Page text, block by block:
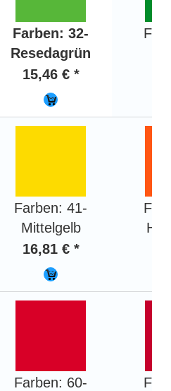
Farben: 32-
Resedagrün
15,46 € *
Farben: 41-
Mittelgelb
16,81 € *
Farben: 60-